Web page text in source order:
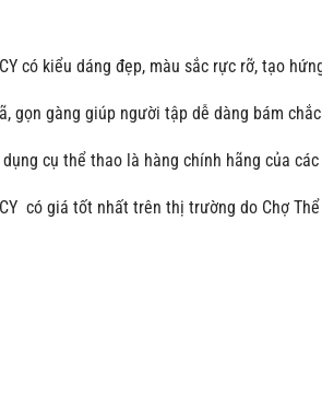
có kiểu dáng đẹp, màu sắc rực rỡ, tạo
gọn gàng giúp người tập dễ dàng bám
dụng cụ thể thao là hàng chính hãng của
có giá tốt nhất trên thị trường do Chợ